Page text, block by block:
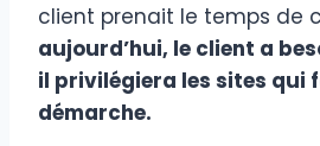
client prenait le temps de
aujourd’hui, le client a
il privilégiera les sites qui
démarche.